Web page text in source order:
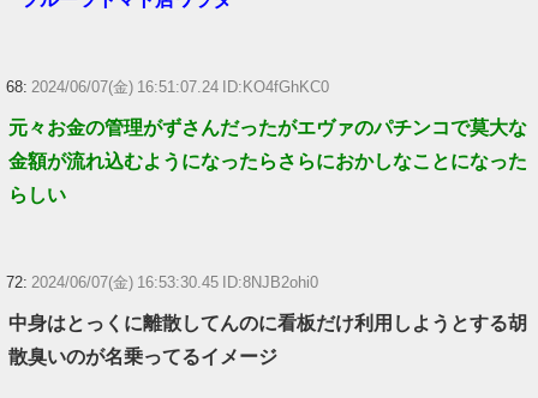
68: 2024/06/07(金) 16:51:07.24 ID:KO4fGhKC0
元々お金の管理がずさんだったがエヴァのパチンコで莫大な
金額が流れ込むようになったらさらにおかしなことになった
らしい
72: 2024/06/07(金) 16:53:30.45 ID:8NJB2ohi0
中身はとっくに離散してんのに看板だけ利用しようとする胡
散臭いのが名乗ってるイメージ